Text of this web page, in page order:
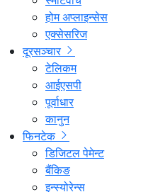
होम अप्लाइन्सेस
एक्सेसरिज
दूरसञ्चार
टेलिकम
आईएसपी
पूर्वाधार
कानुन
फिनटेक
डिजिटल पेमेन्ट
बैंकिङ
इन्स्योरेन्स